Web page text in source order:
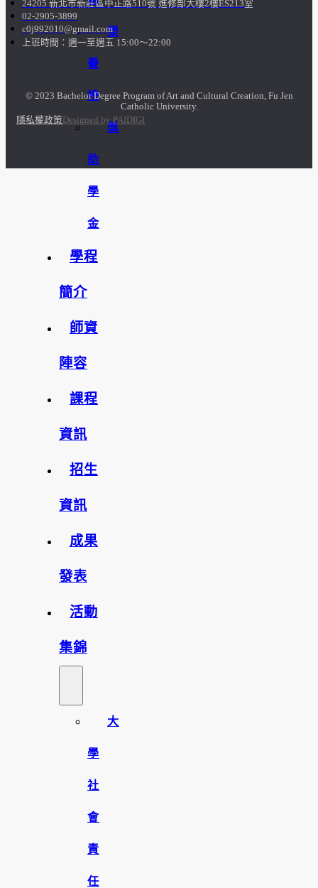
榮
譽
榜
獎
助
學
金
學程
簡介
師資
陣容
課程
資訊
招生
資訊
成果
發表
活動
集錦
大
學
社
會
責
任
24205 新北市新莊區中正路510號 進修部大樓2樓ES213室
02-2905-3899
c0j992010@gmail.com
上班時間：週一至週五 15:00～22:00
© 2023 Bachelor Degree Program of Art and Cultural Creation, Fu Jen
Catholic University.
隱私權政策 Designed by PAIDIGI